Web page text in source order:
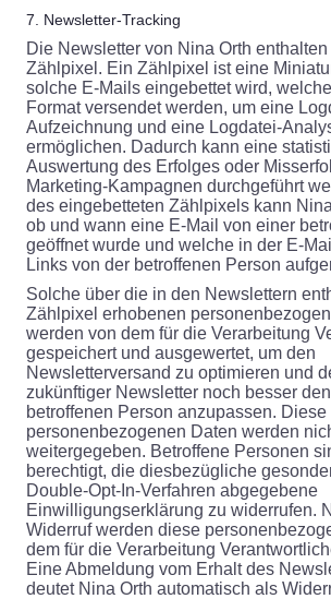
7. Newsletter-Tracking
Die Newsletter von Nina Orth
Zählpixel. Ein Zählpixel ist eine
solche E-Mails eingebettet wird,
Format versendet werden, um eine
Aufzeichnung und eine Logdatei-
ermöglichen. Dadurch kann eine
Auswertung des Erfolges oder
Marketing-Kampagnen durchgeführt
des eingebetteten Zählpixels kann
ob und wann eine E-Mail von einer
geöffnet wurde und welche in der E-
Links von der betroffenen Person
Solche über die in den Newslettern
Zählpixel erhobenen
werden von dem für die Verarbeitung
gespeichert und ausgewertet, um den
Newsletterversand zu optimieren und
zukünftiger Newsletter noch besser
betroffenen Person anzupassen. Diese
personenbezogenen Daten werden
weitergegeben. Betroffene Personen
berechtigt, die diesbezügliche
Double-Opt-In-Verfahren abgegebene
Einwilligungserklärung zu widerrufen.
Widerruf werden diese
dem für die Verarbeitung
Eine Abmeldung vom Erhalt des
deutet Nina Orth automatisch als